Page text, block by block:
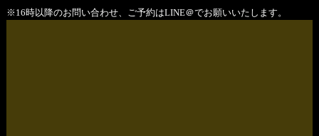
※16時以降のお問い合わせ、ご予約はLINE＠でお願いいたします。